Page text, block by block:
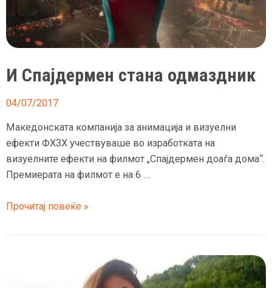
стана…
И Спајдермен стана одмаздник
04/07/2017
Македонската компанија за анимација и визуелни
ефекти ФХ3Х учествуваше во изработката на
визуелните ефекти на филмот „Спајдермен доаѓа дома“.
Премиерата на филмот е на 6 …
И
стана
Прочитај повеќе »